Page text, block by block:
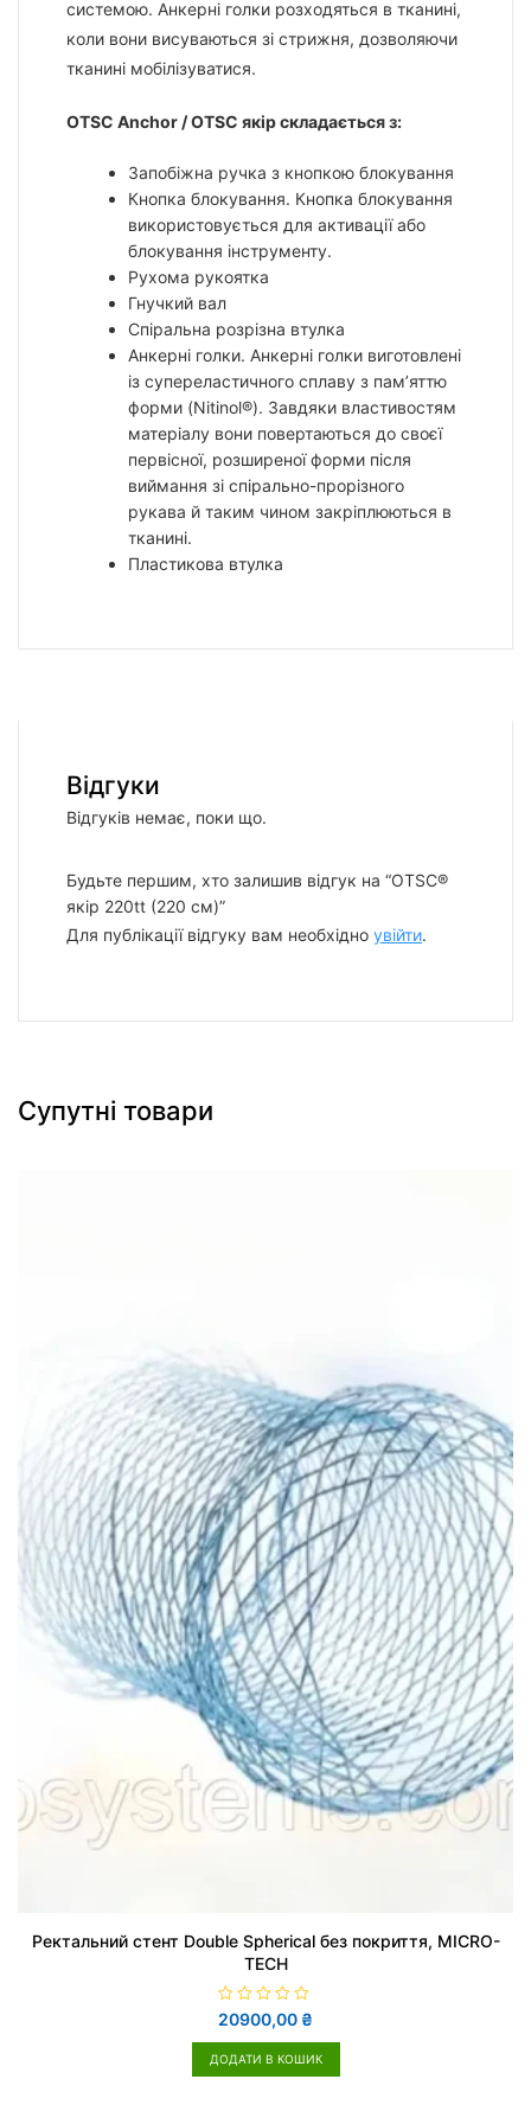
системою. Анкерні голки розходяться в тканині,
коли вони висуваються зі стрижня, дозволяючи
тканині мобілізуватися.
OTSC Anchor / OTSC якір складається з:
Запобіжна ручка з кнопкою блокування
Кнопка блокування. Кнопка блокування
використовується для активації або
блокування інструменту.
Рухома рукоятка
Гнучкий вал
Спіральна розрізна втулка
Анкерні голки. Анкерні голки виготовлені
із супереластичного сплаву з пам’яттю
форми (Nitinol®). Завдяки властивостям
матеріалу вони повертаються до своєї
первісної, розширеної форми після
виймання зі спірально-прорізного
рукава й таким чином закріплюються в
тканині.
Пластикова втулка
Відгуки
Відгуків немає, поки що.
Будьте першим, хто залишив відгук на “OTSC®
якір 220tt (220 см)”
Для публікації відгуку вам необхідно увійти.
Супутні товари
Ректальний стент Double Spherical без покриття, MICRO-
TECH
О
ц
і
н
20900,00 ₴
ДОДАТИ В КОШИК